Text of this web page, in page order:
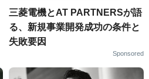
三菱電機とAT PARTNERSが語
る、新規事業開発成功の条件と
失敗要因
Sponsored